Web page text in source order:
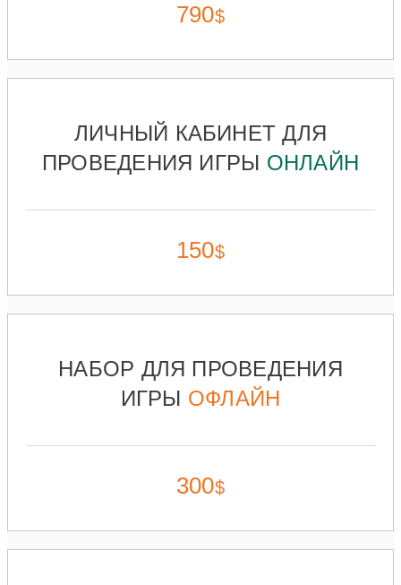
790$
ЛИЧНЫЙ КАБИНЕТ ДЛЯ
ПРОВЕДЕНИЯ ИГРЫ ОНЛАЙН
150$
НАБОР ДЛЯ ПРОВЕДЕНИЯ
ИГРЫ ОФЛАЙН
300$